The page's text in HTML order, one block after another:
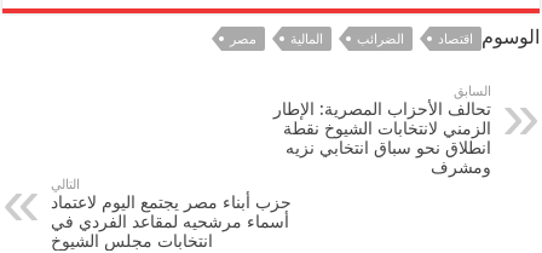
الوسوم اقتصاد الضرائب المالية مصر
السابق
تحالف الأحزاب المصرية: الإطار
الزمني لانتخابات الشيوخ نقطة
انطلاق نحو سباق انتخابي نزيه
ومشرف
التالي
حزب أبناء مصر يجتمع اليوم لاعتماد
أسماء مرشحيه لمقاعد الفردي في
انتخابات مجلس الشيوخ